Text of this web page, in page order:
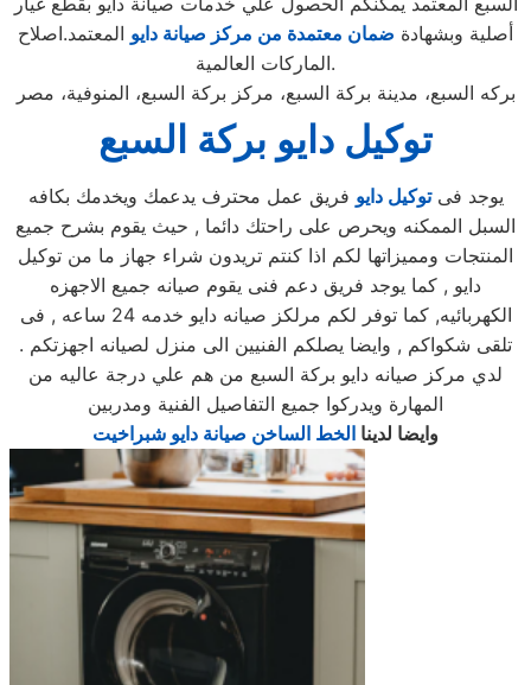
أصلية وبشهادة ضمان معتمدة من مركز صيانة دايو المعتمد.اصلاح
الماركات العالمية.
بركه السبع، مدينة بركة السبع، مركز بركة السبع، المنوفية، مصر
توكيل دايو بركة السبع
يوجد فىتوكيل دايو فريق عمل محترف يدعمك ويخدمك بكافه
السبل الممكنه ويحرص على راحتك دائما , حيث يقوم بشرح جميع
المنتجات ومميزاتها لكم اذا كنتم تريدون شراء جهاز ما من توكيل
دايو , كما يوجد فريق دعم فنى يقوم صيانه جميع الاجهزه
الكهربائيه, كما توفر لكم مرلكز صيانه دايو خدمه 24 ساعه , فى
تلقى شكواكم , وايضا يصلكم الفنيين الى منزل لصيانه اجهزتكم .
لدي مركز صيانه دايو بركة السبع من هم علي درجة عاليه من
المهارة ويدركوا جميع التفاصيل الفنية ومدربين
وايضا لدينا الخط الساخن صيانة دايو شبراخيت